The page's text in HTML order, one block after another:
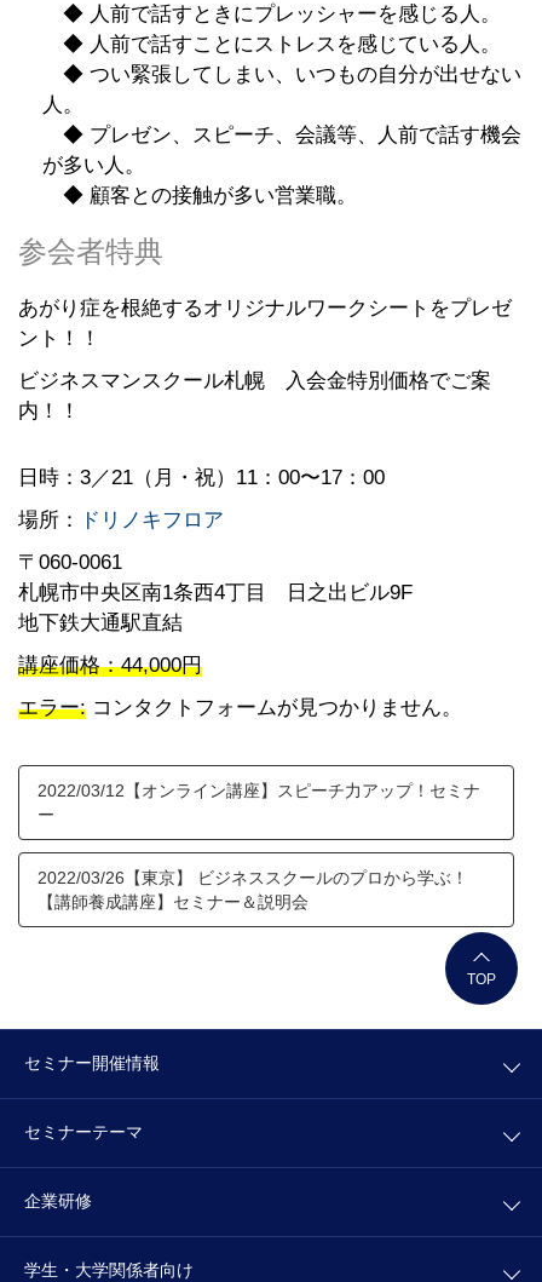
◆ 人前で話すときにプレッシャーを感じる人。
◆ 人前で話すことにストレスを感じている人。
◆ つい緊張してしまい、いつもの自分が出せない
人。
◆ プレゼン、スピーチ、会議等、人前で話す機会
が多い人。
◆ 顧客との接触が多い営業職。
参会者特典
あがり症を根絶するオリジナルワークシートをプレゼ
ント！！
ビジネスマンスクール札幌 入会金特別価格でご案
内！！
日時：3 ／21（月・祝）11：00〜17：00
場所：
ドリノキフロア
〒060-0061
札幌市中央区南1条西4丁目 日之出ビル9F
地下鉄大通駅直結
講座価格：44,000円
エラー: コンタクトフォームが見つかりません。
2022/03/12【オンライン講座】スピーチ力アップ！セミナ
ー
2022/03/26【東京】 ビジネススクールのプロから学ぶ！
【講師養成講座】セミナー＆説明会
TOP
セミナー開催情報
セミナーテーマ
企業研修
学生・大学関係者向け